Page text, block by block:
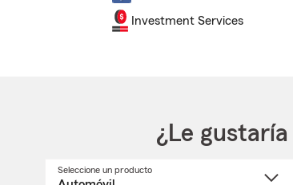
Investment Services
¿Le
Seleccione un productoSeleccione